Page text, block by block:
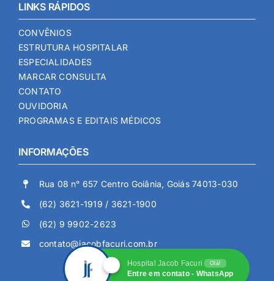
LINKS RÁPIDOS
CONVÊNIOS
ESTRUTURA HOSPITALAR
ESPECIALIDADES
MARCAR CONSULTA
CONTATO
OUVIDORIA
PROGRAMAS E EDITAIS MÉDICOS
INFORMAÇÕES
Rua 08 n° 657 Centro Goiânia, Goiás 74013-030
(62) 3621-1919 / 3621-1900
(62) 9 9902-2623
contato@jacobfacuri.com.br
Hospital Jacob Facuri Olá!
Entre em contato - WhatsApp